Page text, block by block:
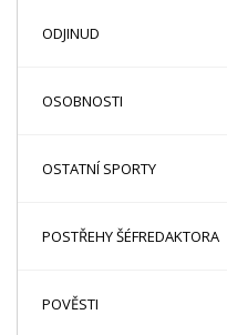
ODJINUD
OSOBNOSTI
OSTATNÍ SPORTY
POSTŘEHY ŠÉFREDAKTORA
POVĚSTI